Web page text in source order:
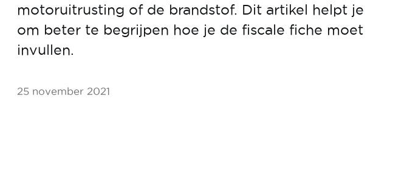
motoruitrusting of de brandstof. Dit artikel helpt je
om beter te begrijpen hoe je de fiscale fiche moet
invullen.
25 november 2021